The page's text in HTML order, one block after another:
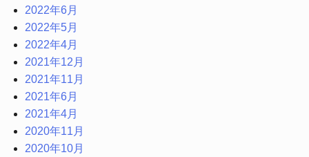
2022年6月
2022年5月
2022年4月
2021年12月
2021年11月
2021年6月
2021年4月
2020年11月
2020年10月